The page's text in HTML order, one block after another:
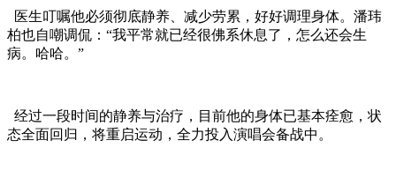
医生叮嘱他必须彻底静养、减少劳累，好好调理身体。潘玮
柏也自嘲调侃：“我平常就已经很佛系休息了，怎么还会生
病。哈哈。”
经过一段时间的静养与治疗，目前他的身体已基本痊愈，状
态全面回归，将重启运动，全力投入演唱会备战中。